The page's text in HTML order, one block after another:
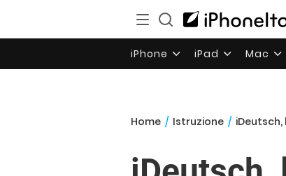
iPhone iPad Mac
Home / Istruzione /